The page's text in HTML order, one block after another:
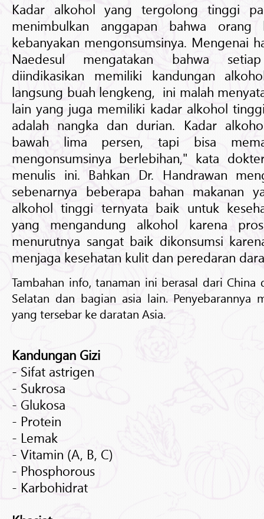
Kadar alkohol yang tergolong tinggi
menimbulkan anggapan bahwa
kebanyakan mengonsumsinya. Mengenai
Naedesul mengatakan bahwa
diindikasikan memiliki kandungan
langsung buah lengkeng, ini malah
lain yang juga memiliki kadar alkohol
adalah nangka dan durian. Kadar
bawah lima persen, tapi bisa
mengonsumsinya berlebihan," kata
menulis ini. Bahkan Dr. Handrawan
sebenarnya beberapa bahan makanan
alkohol tinggi ternyata baik untuk
yang mengandung alkohol karena
menurutnya sangat baik dikonsumsi
menjaga kesehatan kulit dan peredaran
Tambahan info, tanaman ini berasal dari China
Selatan dan bagian asia lain. Penyebarannya
yang tersebar ke daratan Asia.
Kandungan Gizi
- Sifat astrigen
- Sukrosa
- Glukosa
- Protein
- Lemak
- Vitamin (A, B, C)
- Phosphorous
- Karbohidrat